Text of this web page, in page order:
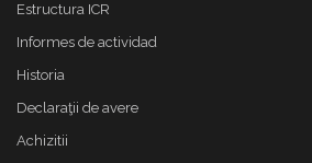
Estructura ICR
Informes de actividad
Historia
Declaraţii de avere
Achizitii